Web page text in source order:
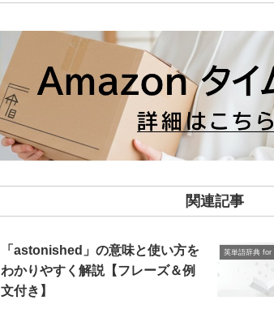
関連記事
「astonished」の意味と使い方を
わかりやすく解説【フレーズ＆例
文付き】